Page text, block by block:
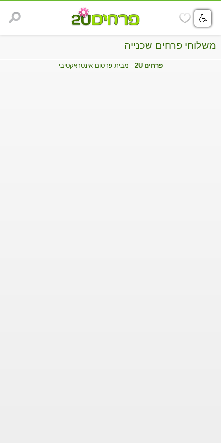
משלוחי פרחים שכנייה
פרחים 2U - מבית פרסום אינטראקטיבי